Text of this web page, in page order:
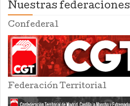
Nuestras federaciones
Confederal
Federación Territorial